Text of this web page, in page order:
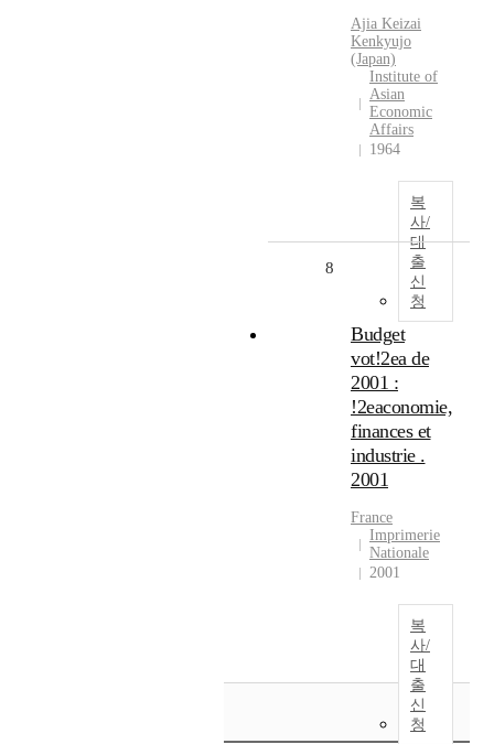
Ajia Keizai
Kenkyujo
(Japan)
Institute of
Asian
Economic
Affairs
1964
복
사/
대
출
신
청
8
Budget
vot!2ea de
2001 :
!2eaconomie,
finances et
industrie .
2001
France
Imprimerie
Nationale
2001
복
사/
대
출
신
청